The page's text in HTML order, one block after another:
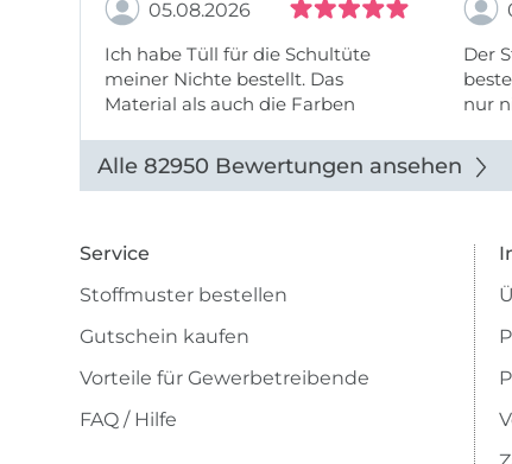
05.08.2026
Ich habe Tüll für die Schultüte
meiner Nichte bestellt. Das
Material als auch die Farben
Abbildung u sieht toll aus. Die
Lieferung erfolgte zügig u auch
Der
nur
Alle 82950 Bewertungen ansehen
Service
Stoffmuster bestellen
Gutschein kaufen
Vorteile für Gewerbetreibende
FAQ / Hilfe